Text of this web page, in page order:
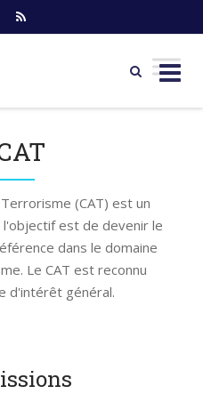
(CAT) est un
est de devenir le
dans le domaine
Le CAT est reconnu
d'intérêt général.